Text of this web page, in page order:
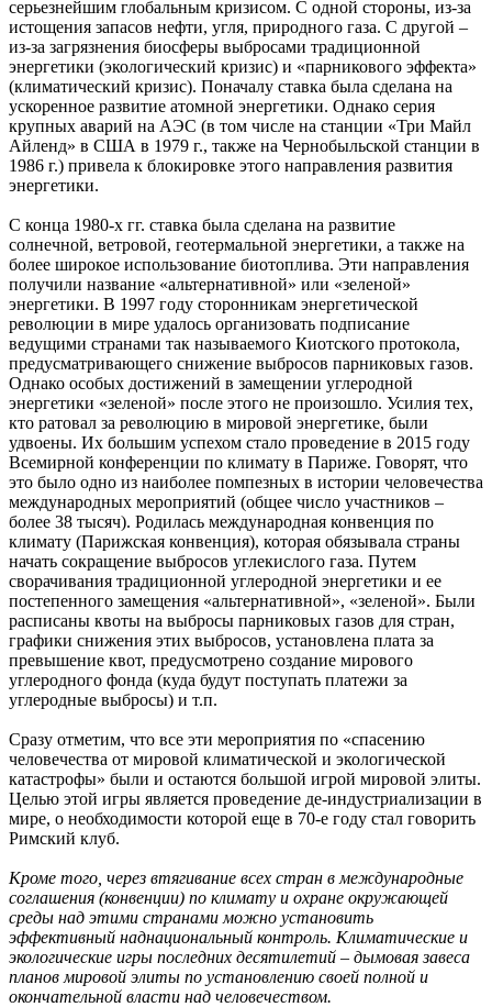
серьезнейшим глобальным кризисом. С одной стороны, из-за
истощения запасов нефти, угля, природного газа. С другой –
из-за загрязнения биосферы выбросами традиционной
энергетики (экологический кризис) и «парникового эффекта»
(климатический кризис). Поначалу ставка была сделана на
ускоренное развитие атомной энергетики. Однако серия
крупных аварий на АЭС (в том числе на станции «Три Майл
Айленд» в США в 1979 г., также на Чернобыльской станции в
1986 г.) привела к блокировке этого направления развития
энергетики.
С конца 1980-х гг. ставка была сделана на развитие
солнечной, ветровой, геотермальной энергетики, а также на
более широкое использование биотоплива. Эти направления
получили название «альтернативной» или «зеленой»
энергетики. В 1997 году сторонникам энергетической
революции в мире удалось организовать подписание
ведущими странами так называемого Киотского протокола,
предусматривающего снижение выбросов парниковых газов.
Однако особых достижений в замещении углеродной
энергетики «зеленой» после этого не произошло. Усилия тех,
кто ратовал за революцию в мировой энергетике, были
удвоены. Их большим успехом стало проведение в 2015 году
Всемирной конференции по климату в Париже. Говорят, что
это было одно из наиболее помпезных в истории человечества
международных мероприятий (общее число участников –
более 38 тысяч). Родилась международная конвенция по
климату (Парижская конвенция), которая обязывала страны
начать сокращение выбросов углекислого газа. Путем
сворачивания традиционной углеродной энергетики и ее
постепенного замещения «альтернативной», «зеленой». Были
расписаны квоты на выбросы парниковых газов для стран,
графики снижения этих выбросов, установлена плата за
превышение квот, предусмотрено создание мирового
углеродного фонда (куда будут поступать платежи за
углеродные выбросы) и т.п.
Сразу отметим, что все эти мероприятия по «спасению
человечества от мировой климатической и экологической
катастрофы» были и остаются большой игрой мировой элиты.
Целью этой игры является проведение де-индустриализации в
мире, о необходимости которой еще в 70-е году стал говорить
Римский клуб.
Кроме того, через втягивание всех стран в международные
соглашения (конвенции) по климату и охране окружающей
среды над этими странами можно установить
эффективный наднациональный контроль. Климатические и
экологические игры последних десятилетий – дымовая завеса
планов мировой элиты по установлению своей полной и
окончательной власти над человечеством.